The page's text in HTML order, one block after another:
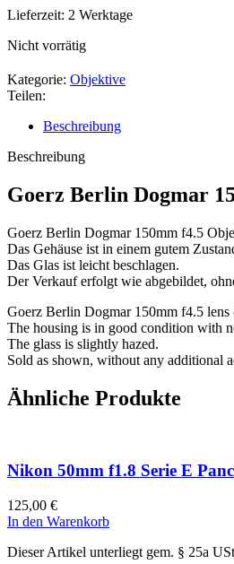
Lieferzeit: 2 Werktage
Nicht vorrätig
Kategorie: Objektive
Teilen:
Beschreibung
Beschreibung
Goerz Berlin Dogmar
Goerz Berlin Dogmar 150mm f4.5
Das Gehäuse ist in einem gutem
Das Glas ist leicht beschlagen.
Der Verkauf erfolgt wie abgebildet,
Goerz Berlin Dogmar 150mm f4.5
The housing is in good condition with
The glass is slightly hazed.
Sold as shown, without any additional
Ähnliche Produkte
Nikon 50mm f1.8 Serie E
125,00 €
In den Warenkorb
Dieser Artikel unterliegt gem. § 25a